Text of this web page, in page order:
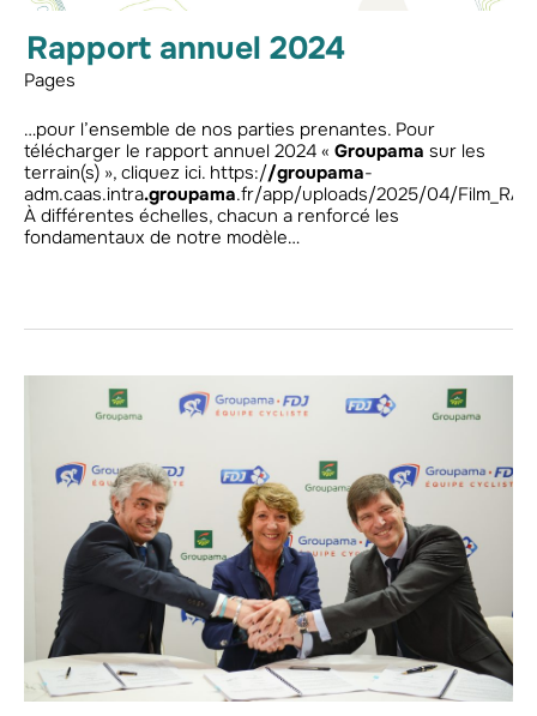
Rapport annuel 2024
Pages
…pour l’ensemble de nos parties prenantes. Pour
télécharger le rapport annuel 2024 « Groupama sur les
terrain(s) », cliquez ici. https://groupama-
adm.caas.intra.groupama.fr/app/uploads/2025/04/
À différentes échelles, chacun a renforcé les
fondamentaux de notre modèle…